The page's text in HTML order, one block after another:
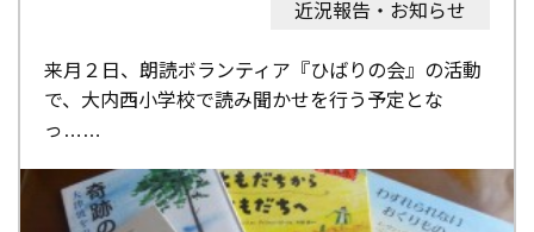
近況報告・お知らせ
来月２日、朗読ボランティア『ひばりの会』の活動
で、大内西小学校で読み聞かせを行う予定とな
っ…